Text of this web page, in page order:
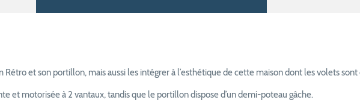
et son portillon, mais aussi les intégrer à l’esthétique de cette maison dont les volets
et motorisée à 2 vantaux, tandis que le portillon dispose d’un demi-poteau gâche.